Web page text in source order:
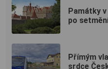
Památky
po
Přímým
srdce